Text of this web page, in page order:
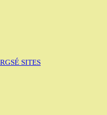
SITES